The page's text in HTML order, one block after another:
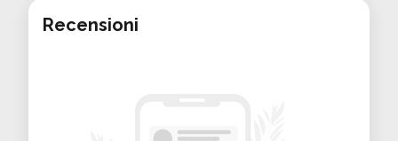
unterschiedlichsten Anwendungen im
Recensioni